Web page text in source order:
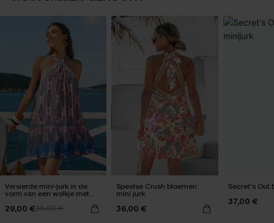
Versierde mini-jurk in de
vorm van een wolkje met
29,00 €36,00 €
Speelse Crush bloemen
mini jurk
36,00 €
Secret's Out
37,00 €